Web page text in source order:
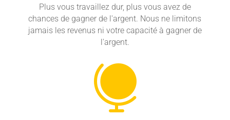
Plus vous travaillez dur, plus vous avez de
chances de gagner de l'argent. Nous ne limitons
jamais les revenus ni votre capacité à gagner de
l'argent.
